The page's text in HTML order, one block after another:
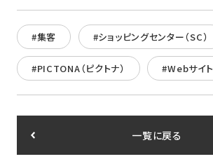
#集客 #ショッピングセンター（SC）
#PICTONA（ピクトナ） #Webサイト
一覧に戻る